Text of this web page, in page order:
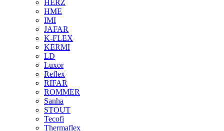
HERZ
HME
IMI
JAFAR
K-FLEX
KERMI
LD
Luxor
Reflex
RIFAR
ROMMER
Sanha
STOUT
Tecofi
Thermaflex